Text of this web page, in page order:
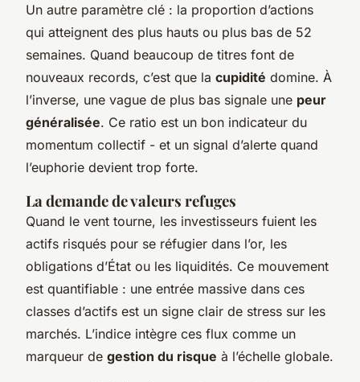
Un autre paramètre clé : la proportion d’actions
qui atteignent des plus hauts ou plus bas de 52
semaines. Quand beaucoup de titres font de
nouveaux records, c’est que la cupidité domine. À
l’inverse, une vague de plus bas signale une peur
généralisée. Ce ratio est un bon indicateur du
momentum collectif - et un signal d’alerte quand
l’euphorie devient trop forte.
La demande de valeurs refuges
Quand le vent tourne, les investisseurs fuient les
actifs risqués pour se réfugier dans l’or, les
obligations d’État ou les liquidités. Ce mouvement
est quantifiable : une entrée massive dans ces
classes d’actifs est un signe clair de stress sur les
marchés. L’indice intègre ces flux comme un
marqueur de gestion du risque à l’échelle globale.